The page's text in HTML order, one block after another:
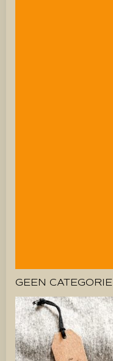
GEEN CATEGORIE